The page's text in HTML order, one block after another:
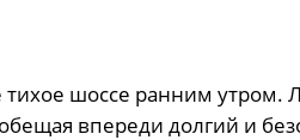
тихое шоссе ранним утром.
впереди долгий и